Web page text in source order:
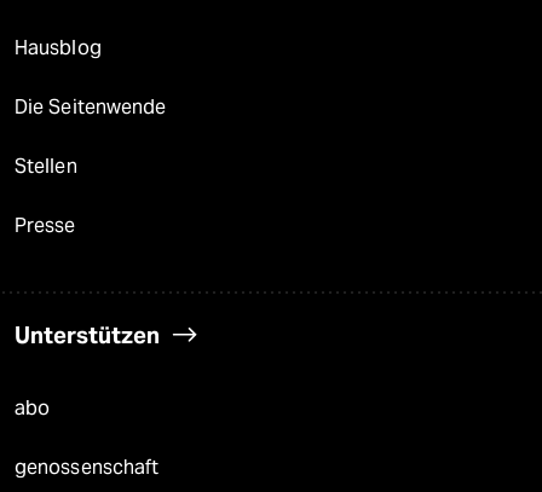
Hausblog
Die Seitenwende
Stellen
Presse
Unterstützen
abo
genossenschaft